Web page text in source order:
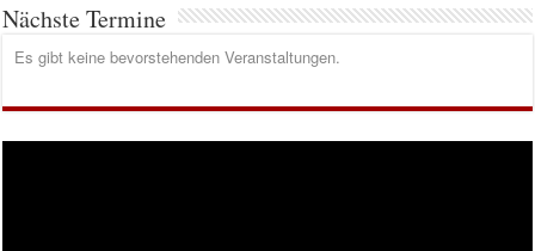
Nächste Termine
Es gibt keine bevorstehenden Veranstaltungen.